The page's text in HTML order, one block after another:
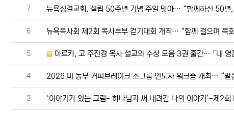
번호
7 뉴욕성결교회, 설립 50주년 기념 주일 맞아… “함께하신 50년
번호
6 뉴욕목사회 제2회 목사부부 걷기대회 개최… “함께 걸으며 목
번호
5 아르카, 고 주진경 목사 설교와 수상 모음 3권 출간… 「내 영혼
번호
4 2026 미 동부 커피브레이크 소그룹 인도자 워크숍 개최… “말
번호
3